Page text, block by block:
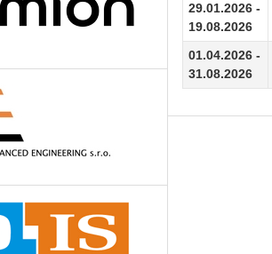
29.01.2026 -
19.08.2026
01.04.2026 -
31.08.2026